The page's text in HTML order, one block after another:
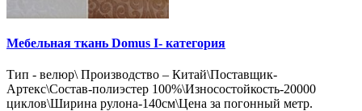
Мебельная ткань Domus I- категория
Тип - велюр\ Производство – Китай\Поставщик-
Артекс\Состав-полиэстер 100%\Износостойкость-20000
циклов\Ширина рулона-140см\Цена за погонный метр.